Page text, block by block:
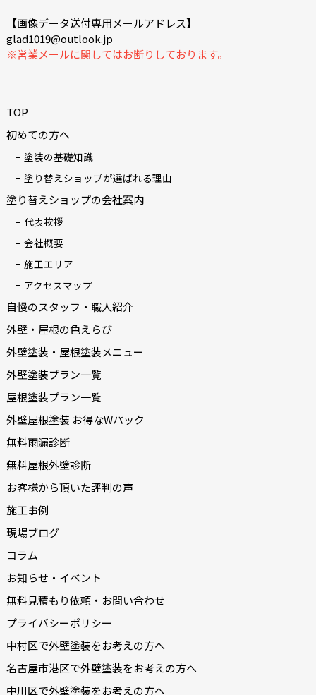
【画像データ送付専用メールアドレス】
glad1019@outlook.jp
※営業メールに関してはお断りしております。
TOP
初めての方へ
塗装の基礎知識
塗り替えショップが選ばれる理由
塗り替えショップの会社案内
代表挨拶
会社概要
施工エリア
アクセスマップ
自慢のスタッフ・職人紹介
外壁・屋根の色えらび
外壁塗装・屋根塗装メニュー
外壁塗装プラン一覧
屋根塗装プラン一覧
外壁屋根塗装 お得なWパック
無料雨漏診断
無料屋根外壁診断
お客様から頂いた評判の声
施工事例
現場ブログ
コラム
お知らせ・イベント
無料見積もり依頼・お問い合わせ
プライバシーポリシー
中村区で外壁塗装をお考えの方へ
名古屋市港区で外壁塗装をお考えの方へ
中川区で外壁塗装をお考えの方へ